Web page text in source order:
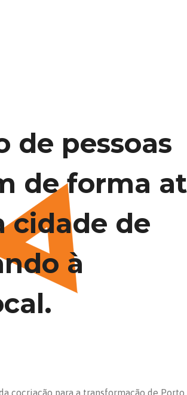
de pessoas
de forma
cidade de
à
cocriação para a transformação de Porto